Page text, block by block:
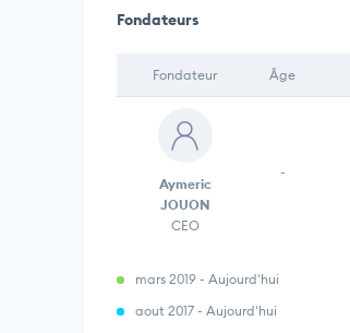
Fondateurs
Fondateur Âge
Aymeric
JOUON
CEO
-
mars 2019 - Aujourd'hui
aout 2017 - Aujourd'hui